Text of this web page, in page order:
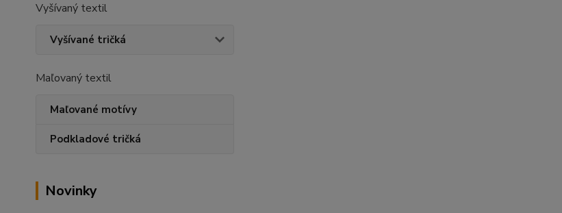
Vyšívaný textil
Vyšívané tričká
Maľovaný textil
Maľované motívy
Podkladové tričká
Novinky